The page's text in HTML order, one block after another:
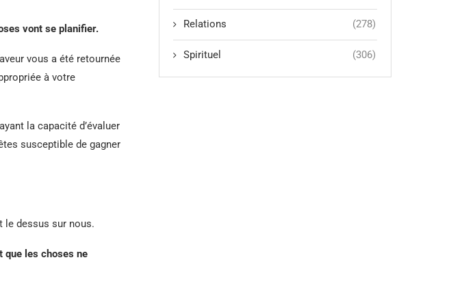
vont se planifier.
vous a été retournée
à votre
la capacité d’évaluer
susceptible de gagner
le dessus sur nous.
que les choses ne
Relations (278)
Spirituel (306)